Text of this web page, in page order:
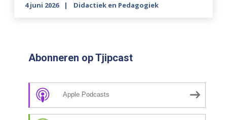
4 juni 2026 Didactiek en Pedagogiek
Abonneren op Tjipcast
Apple Podcasts